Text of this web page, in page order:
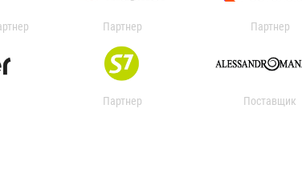
Партнер Партнер
Партнер Поставщик